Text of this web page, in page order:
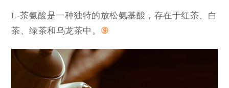
L-茶氨酸是一种独特的放松氨基酸，存在于红茶、白
茶、绿茶和乌龙茶中。 ⑨